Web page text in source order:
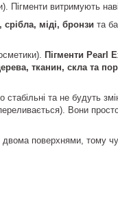
Пігменти витримують
срібла, міді, бронзи та
Пігменти Pearl
тканин, скла та
та не будуть
Вони
поверхнями, тому